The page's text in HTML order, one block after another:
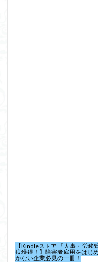
【Kindleストア 「人事・労務
位獲得！】障害者雇用をはじ
かない企業必見の一冊！